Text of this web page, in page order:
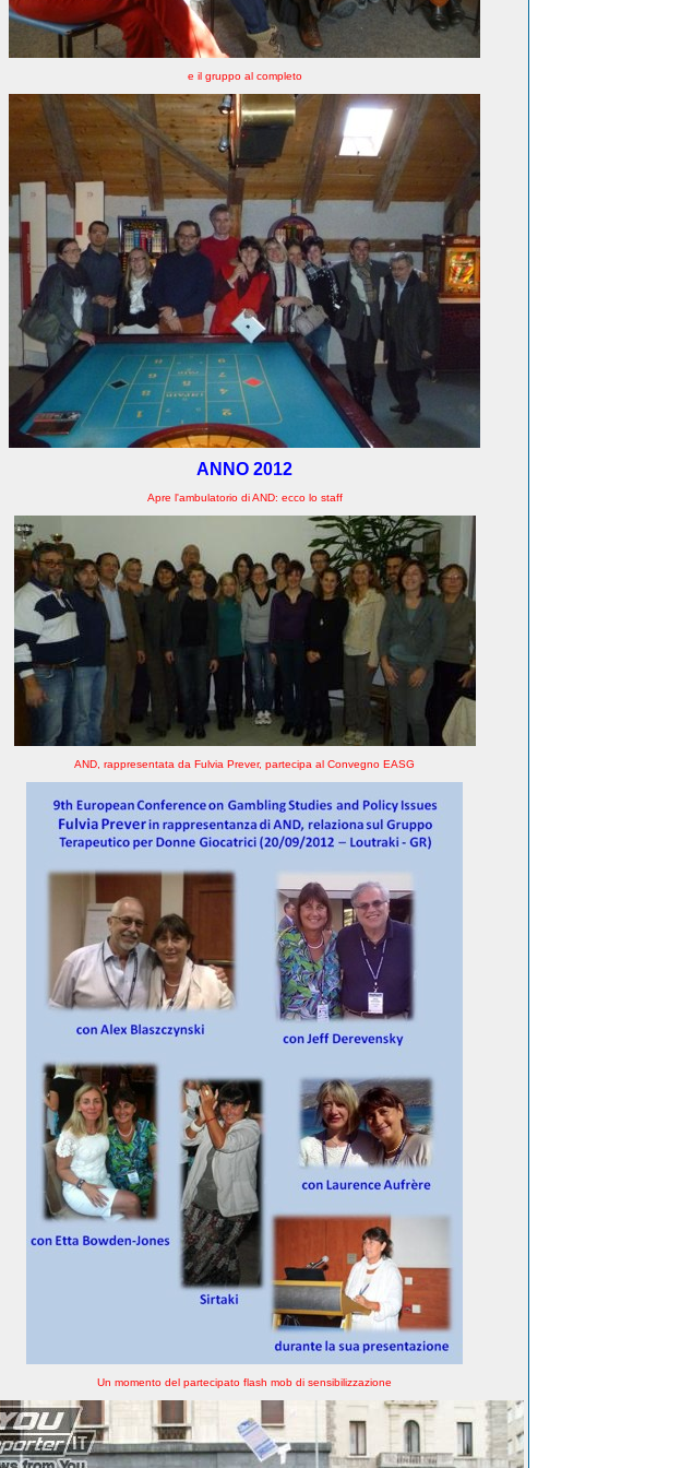
e il gruppo al completo
ANNO 2012
Apre l'ambulatorio di AND: ecco lo staff
AND, rappresentata da Fulvia Prever, partecipa al Convegno EASG
Un momento del partecipato flash mob di sensibilizzazione